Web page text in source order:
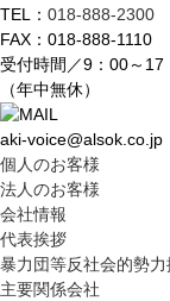
し
ま
す
フ
ッ
タ
ー
情
報
に
移
動
TEL： 018-888-2300
FAX：018-888-1110
受付時間／9：00～17
（年中無休）
aki-voice@alsok.co.jp
個人のお客様
法人のお客様
会社情報
代表挨拶
暴力団等反社会的勢
主要関係会社